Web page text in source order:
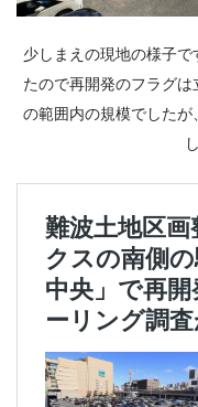
少しまえの現地の様子
たので再開発のフラグ
の範囲内の規模でした